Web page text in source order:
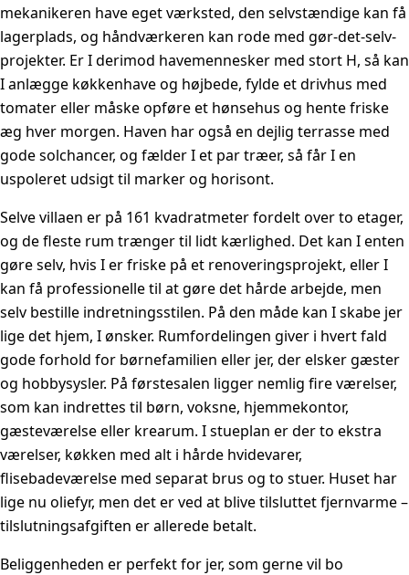
mekanikeren have eget værksted, den selvstændige kan få
lagerplads, og håndværkeren kan rode med gør-det-selv-
projekter. Er I derimod havemennesker med stort H, så kan
I anlægge køkkenhave og højbede, fylde et drivhus med
tomater eller måske opføre et hønsehus og hente friske
æg hver morgen. Haven har også en dejlig terrasse med
gode solchancer, og fælder I et par træer, så får I en
uspoleret udsigt til marker og horisont.
Selve villaen er på 161 kvadratmeter fordelt over to etager,
og de fleste rum trænger til lidt kærlighed. Det kan I enten
gøre selv, hvis I er friske på et renoveringsprojekt, eller I
kan få professionelle til at gøre det hårde arbejde, men
selv bestille indretningsstilen. På den måde kan I skabe jer
lige det hjem, I ønsker. Rumfordelingen giver i hvert fald
gode forhold for børnefamilien eller jer, der elsker gæster
og hobbysysler. På førstesalen ligger nemlig fire værelser,
som kan indrettes til børn, voksne, hjemmekontor,
gæsteværelse eller krearum. I stueplan er der to ekstra
værelser, køkken med alt i hårde hvidevarer,
flisebadeværelse med separat brus og to stuer. Huset har
lige nu oliefyr, men det er ved at blive tilsluttet fjernvarme –
tilslutningsafgiften er allerede betalt.
Beliggenheden er perfekt for jer, som gerne vil bo